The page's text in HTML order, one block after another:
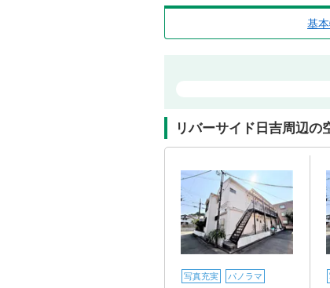
基
リバーサイド日吉周辺の
写真充実 パノラマ